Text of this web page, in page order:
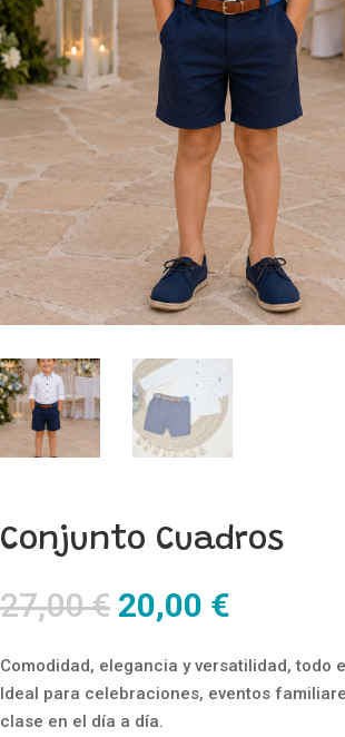
Conjunto Cuadros
27,00€ El
precio
original
era:
27,00 €.
20,00 €
actual
es:
Comodidad, elegancia y versatilidad, todo
Ideal para celebraciones, eventos
clase en el día a día.